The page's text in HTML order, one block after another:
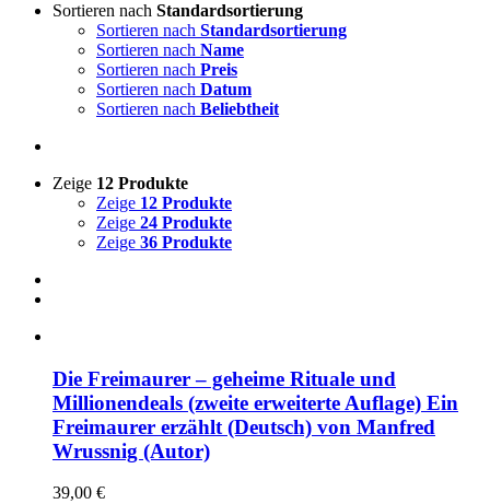
Sortieren nach Standardsortierung
Sortieren nach Standardsortierung
Sortieren nach Name
Sortieren nach Preis
Sortieren nach Datum
Sortieren nach Beliebtheit
Zeige 12 Produkte
Zeige 12 Produkte
Zeige 24 Produkte
Zeige 36 Produkte
Die Freimaurer – geheime Rituale und
Millionendeals (zweite erweiterte Auflage) Ein
Freimaurer erzählt (Deutsch) von Manfred
Wrussnig (Autor)
39,00 €